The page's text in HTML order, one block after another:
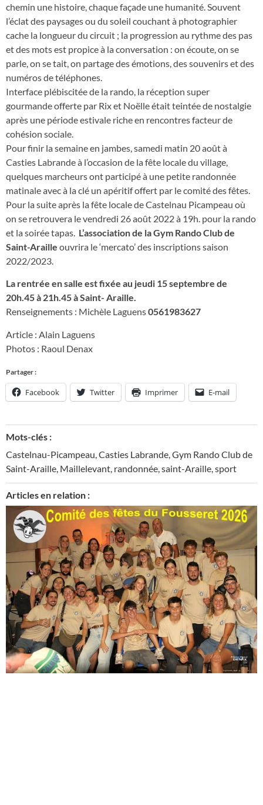
chemin une histoire, chaque façade une humanité. Souvent
l’éclat des paysages ou du soleil couchant à photographier
cache la longueur du circuit ; la progression au rythme des pas
et des mots est propice à la conversation : on écoute, on se
parle, on se tait, on partage des émotions, des souvenirs et des
numéros de téléphones.
Interface plébiscitée de la rando, la réception super
gourmande offerte par Rix et Noëlle était teintée de nostalgie
après une période estivale riche en rencontres facteur de
cohésion sociale.
Pour finir la semaine en jambes, samedi matin 20 août à
Casties Labrande à l’occasion de la fête locale du village,
quelques marcheurs ont participé à une petite randonnée
matinale avec à la clé un apéritif offert par le comité des fêtes.
Pour la suite après la fête locale de Castelnau Picampeau où
on se retrouvera le vendredi 26 août 2022 à 19h. pour la rando
et la soirée tapas. L’association de la Gym Rando Club de
Saint-Araille ouvrira le ‘mercato’ des inscriptions saison
2022/2023.
La rentrée en salle est fixée au jeudi 15 septembre de
20h.45 à 21h.45 à Saint- Araille.
Renseignements : Michèle Laguens0561983627
Article : Alain Laguens
Photos : Raoul Denax
Partager :
Facebook Twitter Imprimer E-mail
Mots-clés :
Castelnau-Picampeau,Casties Labrande,Gym Rando Club de
Saint-Araille, Maillelevant, randonnée,saint-Araille,sport
Articles en relation :